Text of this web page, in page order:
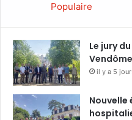
Populaire
Le jury
Vendôme
il y a 5